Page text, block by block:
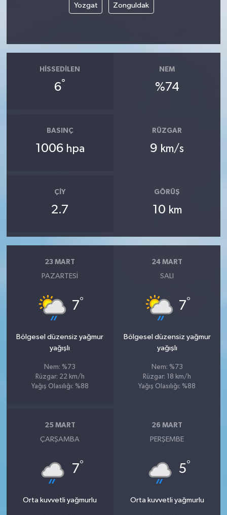
Yozgat Zonguldak
HISSEDILEN
6°
NEM
%74
BASINÇ
1006 hpa
RÜZGAR
9 km/s
ÇIY
2.7
GÖRÜŞ
10 km
23 MART
PAZARTESI
7°
Bölgesel düzensiz yağmur
yağışlı
Nem: %73
Rüzgar: 22 km/h
Yağış Olasılığı: %88
24 MART
SALI
7°
Bölgesel düzensiz yağmur
yağışlı
Nem: %73
Rüzgar: 18 km/h
Yağış Olasılığı: %88
25 MART
ÇARŞAMBA
7°
Orta kuvvetli yağmurlu
26 MART
PERŞEMBE
5°
Orta kuvvetli yağmurlu